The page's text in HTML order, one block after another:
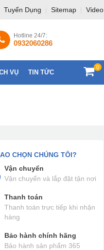
Tuyển Dụng Sitemap Video
Hotline 24/7:
0932060286
0
VỤ TIN TỨC
CHỌN CHÚNG TÔI?
Vận chuyển
Vận chuyển và lắp đặt tận nơi
Thanh toán
Thanh toán trực tiếp khi nhận
hàng
Bảo hành chính hãng
Bảo hành sản phẩm 365